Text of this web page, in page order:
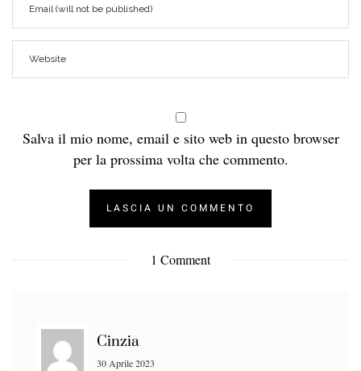
Salva il mio nome, email e sito web in questo browser
per la prossima volta che commento.
1 Comment
Cinzia
30 Aprile 2023